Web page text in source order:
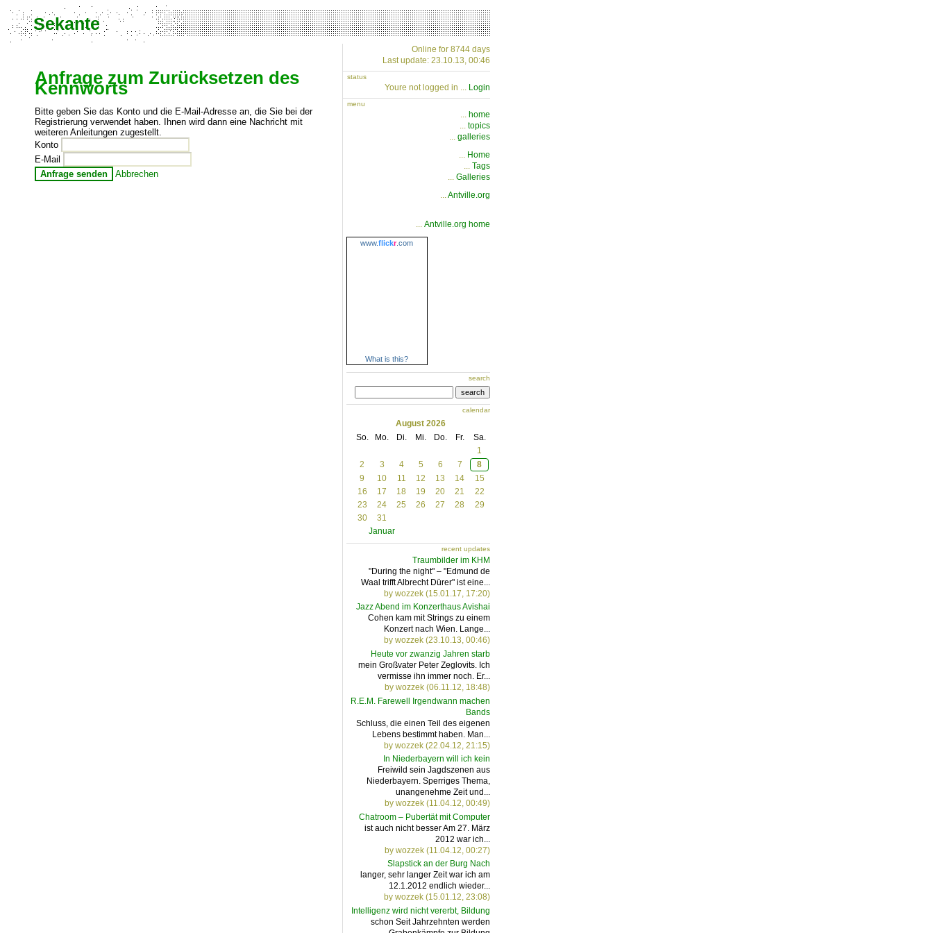
Sekante
Anfrage zum Zurücksetzen des
Kennworts
Bitte geben Sie das Konto und die E-Mail-Adresse an, die Sie bei der
Registrierung verwendet haben. Ihnen wird dann eine Nachricht mit
weiteren Anleitungen zugestellt.
Konto
E-Mail
Anfrage senden
Abbrechen
Online for 8744 days
Last update: 23.10.13, 00:46
status
Youre not logged in ... Login
menu
... home
... topics
... galleries
... Home
... Tags
... Galleries
...Antville.org
... Antville.org home
www.flickr.com
What is this?
search
search
calendar
August 2026
So.
Mo. Di. Mi. Do. Fr.
Sa.
1
2
3 4 5 6 7
8
9
10 11 12 13 14
15
16
17 18 19 20 21
22
23
24 25 26 27 28
29
30
31
Januar
recent updates
Traumbilder im KHM
"During the night" – "Edmund de
Waal trifft Albrecht Dürer" ist eine...
by wozzek (15.01.17, 17:20)
Jazz Abend im Konzerthaus Avishai
Cohen kam mit Strings zu einem
Konzert nach Wien. Lange...
by wozzek (23.10.13, 00:46)
Heute vor zwanzig Jahren starb
mein Großvater Peter Zeglovits. Ich
vermisse ihn immer noch. Er...
by wozzek (06.11.12, 18:48)
R.E.M. Farewell Irgendwann machen
Bands
Schluss, die einen Teil des eigenen
Lebens bestimmt haben. Man...
by wozzek (22.04.12, 21:15)
In Niederbayern will ich kein
Freiwild sein Jagdszenen aus
Niederbayern. Sperriges Thema,
unangenehme Zeit und...
by wozzek (11.04.12, 00:49)
Chatroom – Pubertät mit Computer
ist auch nicht besser Am 27. März
2012 war ich...
by wozzek (11.04.12, 00:27)
Slapstick an der Burg Nach
langer, sehr langer Zeit war ich am
12.1.2012 endlich wieder...
by wozzek (15.01.12, 23:08)
Intelligenz wird nicht vererbt, Bildung
schon Seit Jahrzehnten werden